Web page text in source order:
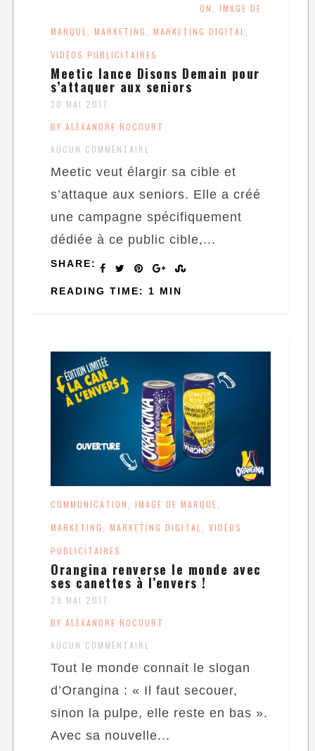
ON
,IMAGE DE
MARQUE
,MARKETING ,MARKETING DIGITAL
VIDÉOS PUBLICITAIRES
Meetic lance Disons Demain pour
s’attaquer aux seniors
30 MAI 2017
BY ALEXANDRE ROCOURT
AUCUN COMMENTAIRE
Meetic veut élargir sa cible et
s’attaque aux seniors. Elle a créé
une campagne spécifiquement
dédiée à ce public cible,...
SHARE:
READING TIME: 1 MIN
COMMUNICATION , IMAGE DE MARQUE ,
MARKETING , MARKETING DIGITAL ,VIDÉOS
PUBLICITAIRES
Orangina renverse le monde avec
ses canettes à l’envers !
29 MAI 2017
BY ALEXANDRE ROCOURT
AUCUN COMMENTAIRE
Tout le monde connait le slogan
d’Orangina : « Il faut secouer,
sinon la pulpe, elle reste en bas ».
Avec sa nouvelle...